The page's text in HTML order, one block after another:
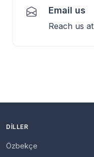
Email us
Reach us at
DILLER
Özbekçe